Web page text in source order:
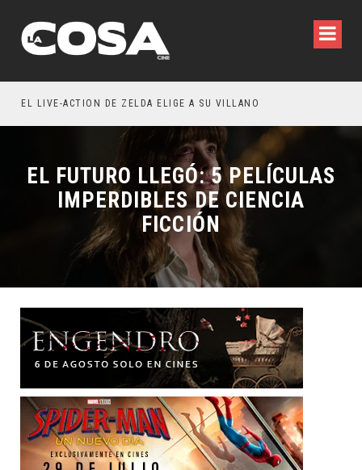
EL LIVE-ACTION DE ZELDA ELIGE A SU VILLANO
EL FUTURO LLEGÓ: 5 PELÍCULAS
IMPERDIBLES DE CIENCIA
FICCIÓN